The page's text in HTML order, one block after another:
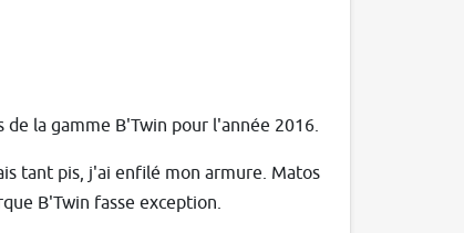
la gamme B'Twin pour l'année 2016.
tant pis, j'ai enfilé mon armure. Matos
B'Twin fasse exception.